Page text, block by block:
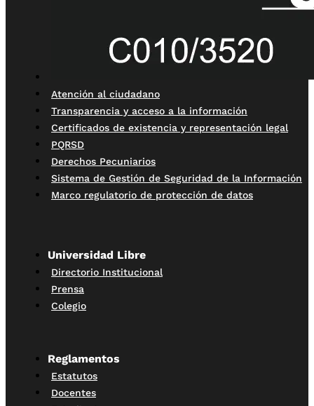
Atención al ciudadano
Transparencia y acceso a la información
Certificados de existencia y representación legal
PQRSD
Derechos Pecuniarios
Sistema de Gestión de Seguridad de la Información
Marco regulatorio de protección de datos
Universidad Libre
Directorio Institucional
Prensa
Colegio
Reglamentos
Estatutos
Docentes